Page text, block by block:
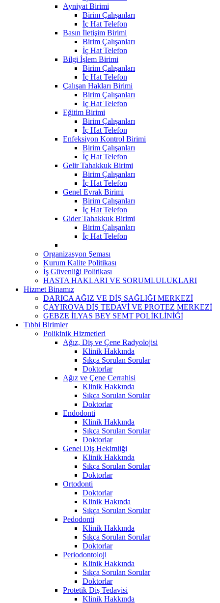
Ayniyat Birimi
Birim Çalışanları
İç Hat Telefon
Basın İletişim Birimi
Birim Çalışanları
İç Hat Telefon
Bilgi İşlem Birimi
Birim Çalışanları
İç Hat Telefon
Çalışan Hakları Birimi
Birim Çalışanları
İç Hat Telefon
Eğitim Birimi
Birim Çalışanları
İç Hat Telefon
Enfeksiyon Kontrol Birimi
Birim Çalışanları
İç Hat Telefon
Gelir Tahakkuk Birimi
Birim Çalışanları
İç Hat Telefon
Genel Evrak Birimi
Birim Çalışanları
İç Hat Telefon
Gider Tahakkuk Birimi
Birim Çalışanları
İç Hat Telefon
Organizasyon Şeması
Kurum Kalite Politikası
İş Güvenliği Politikası
HASTA HAKLARI VE SORUMLULUKLARI
Hizmet Binamız
DARICA AĞIZ VE DİŞ SAĞLIĞI MERKEZİ
ÇAYIROVA DİŞ TEDAVİ VE PROTEZ MERKEZİ
GEBZE İLYAS BEY SEMT POLİKLİNİĞİ
Tıbbi Birimler
Polikinik Hizmetleri
Ağız, Diş ve Çene Radyolojisi
Klinik Hakkında
Sıkça Sorulan Sorular
Doktorlar
Ağız ve Çene Cerrahisi
Klinik Hakkında
Sıkça Sorulan Sorular
Doktorlar
Endodonti
Klinik Hakkında
Sıkça Sorulan Sorular
Doktorlar
Genel Diş Hekimliği
Klinik Hakkında
Sıkça Sorulan Sorular
Doktorlar
Ortodonti
Doktorlar
Klinik Hakında
Sıkça Sorulan Sorular
Pedodonti
Klinik Hakkında
Sıkça Sorulan Sorular
Doktorlar
Periodontoloji
Klinik Hakkında
Sıkça Sorulan Sorular
Doktorlar
Protetik Diş Tedavisi
Klinik Hakkında